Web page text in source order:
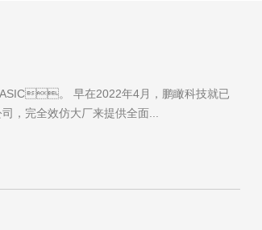
。 早在2022年4月，鹏瞰科技就已
，完全效仿大厂来提供全面...